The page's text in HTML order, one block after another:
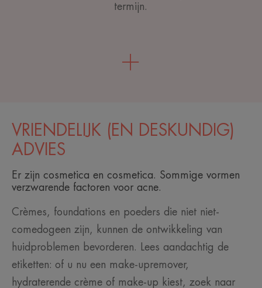
termijn.
VRIENDELIJK (EN DESKUNDIG)
ADVIES
Er zijn cosmetica en cosmetica. Sommige vormen
verzwarende factoren voor acne.
Crèmes, foundations en poeders die niet niet-
comedogeen zijn, kunnen de ontwikkeling van
huidproblemen bevorderen. Lees aandachtig de
etiketten: of u nu een make-upremover,
hydraterende crème of make-up kiest, zoek naar